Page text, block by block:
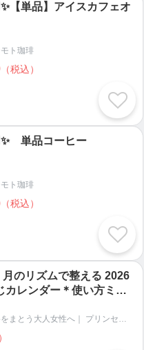
【単品】アイスカフェオ
モト珈琲
（税込）
✨ 単品コーヒー
モト珈琲
（税込）
月のリズムで整える 2026
カレンダー＊使い方ミニ
品格をまとう大人女性へ｜ プリンセスエリー